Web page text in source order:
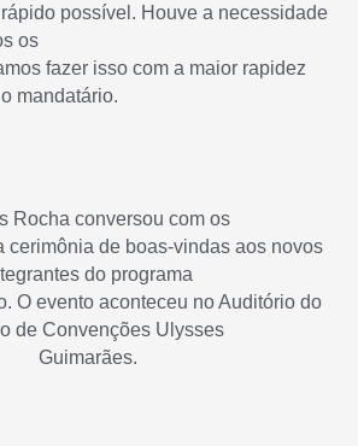
possível. Houve a necessidade
os
fazer isso com a maior rapidez
mandatário.
Rocha conversou com os
cerimônia de boas-vindas aos novos
do programa
O evento aconteceu no Auditório do
de Convenções Ulysses
Guimarães.